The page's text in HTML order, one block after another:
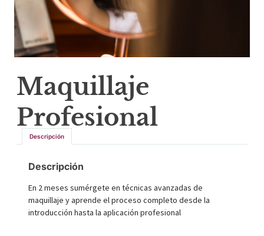
Maquillaje
Profesional
Descripción
Descripción
En 2 meses sumérgete en técnicas avanzadas de
maquillaje y aprende el proceso completo desde la
introducción hasta la aplicación profesional